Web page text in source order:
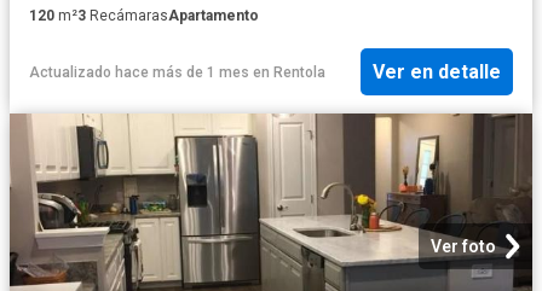
120 m²3 RecámarasApartamento
Actualizado hace más de 1 mes en Rentola Ver en detalle
Ver foto